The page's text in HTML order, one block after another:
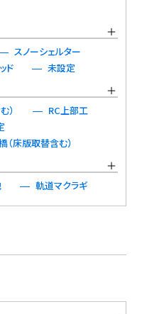
スノーシェルター
ド
未設定
）
RC上部工
（床版取替含む）
軌道マクラギ